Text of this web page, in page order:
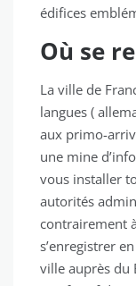
édifices
Où se
La ville de
langues (
aux primo-
une mine
vous installer
autorités
contrairement
s’enregistrer
ville auprès du